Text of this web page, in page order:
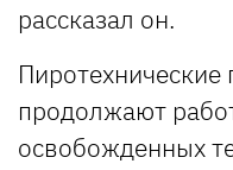
рассказал он.
продолжают
освобожденных